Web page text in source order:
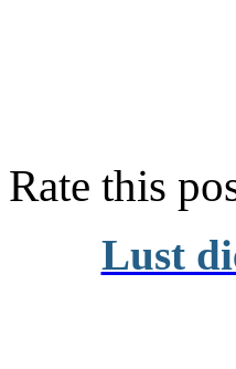
Rate this
Lust